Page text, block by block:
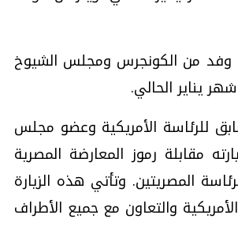
وفد من الكونجرس ومجلس الشيوخ
يناير الحالي.
للرئاسة الأمريكية وعضو مجلس
مقابلة رموز المعارضة المصرية
المصريتين. وتأتي هذه الزيارة
والتعاون مع جميع الأطراف
بعد إشعارات "جوجل" .. هل يمكن التنبوء
بالزلازل وكيف نتعامل معها؟
الثلاثاء، 04 اغسطس 2026 04:04 م